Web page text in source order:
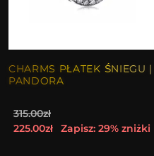
CHARMS PŁATEK ŚNIEGU |
PANDORA
315.00zł
225.00zł
Zapisz: 29% zniżki